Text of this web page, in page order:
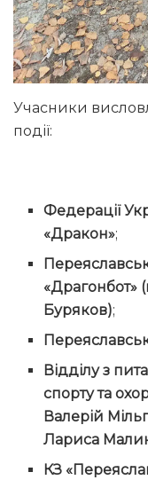
Учасники
події:
Федерації
«Дракон»;
«Драгонбот»
Буряков);
Відділу з
спорту та
Валерій
Лариса
КЗ